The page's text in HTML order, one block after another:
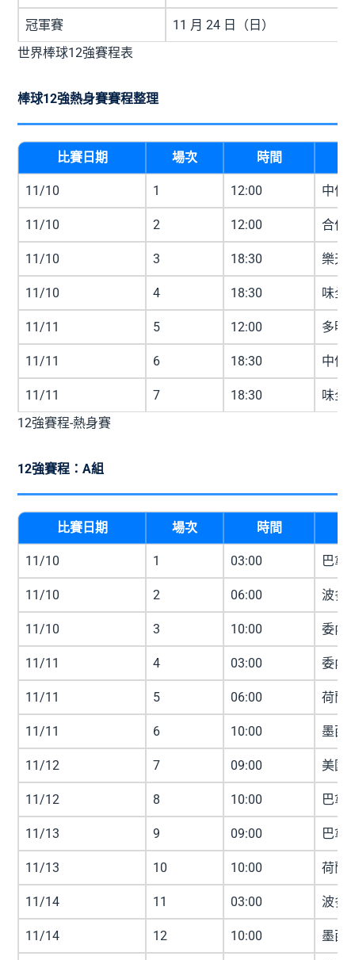
冠軍賽
11 月 24 日（日）
世界棒球12強賽程表
棒球12強熱身賽賽程整理
比賽日期 場次 時間
11/10 1 12:00 中信
11/10 2 12:00 合作
11/10 3 18:30 樂天
11/10 4 18:30 味全
11/11 5 12:00 多明
11/11 6 18:30 中信
11/11 7 18:30
味全
12強賽程-熱身賽
12強賽程：A組
比賽日期 場次 時間
11/10 1 03:00 巴拿
11/10 2 06:00 波多
11/10 3 10:00 委內
11/11 4 03:00 委內
11/11 5 06:00 荷蘭
11/11 6 10:00 墨西
11/12 7 09:00 美國
11/12 8 10:00 巴拿
11/13 9 09:00 巴拿
11/13 10 10:00 荷蘭
11/14 11 03:00 波多
11/14 12 10:00 墨西